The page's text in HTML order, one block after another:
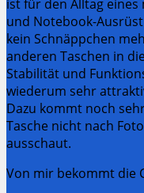
ist für den Alltag
und Notebook-
kein Schnäppchen
anderen Taschen in
Stabilität und
wiederum sehr
Dazu kommt noch
Tasche nicht nach
ausschaut.
Von mir bekommt die